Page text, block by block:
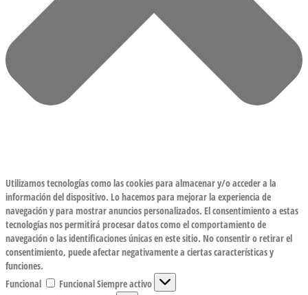
Utilizamos tecnologías como las cookies para almacenar y/o acceder a la
información del dispositivo. Lo hacemos para mejorar la experiencia de
navegación y para mostrar anuncios personalizados. El consentimiento a estas
tecnologías nos permitirá procesar datos como el comportamiento de
navegación o las identificaciones únicas en este sitio. No consentir o retirar el
consentimiento, puede afectar negativamente a ciertas características y
funciones.
Funcional
FuncionalSiempre activo